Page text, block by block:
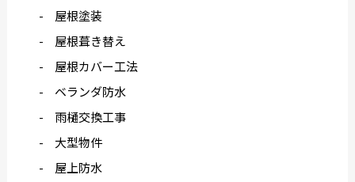
屋根塗装
屋根葺き替え
屋根カバー工法
ベランダ防水
雨樋交換工事
大型物件
屋上防水